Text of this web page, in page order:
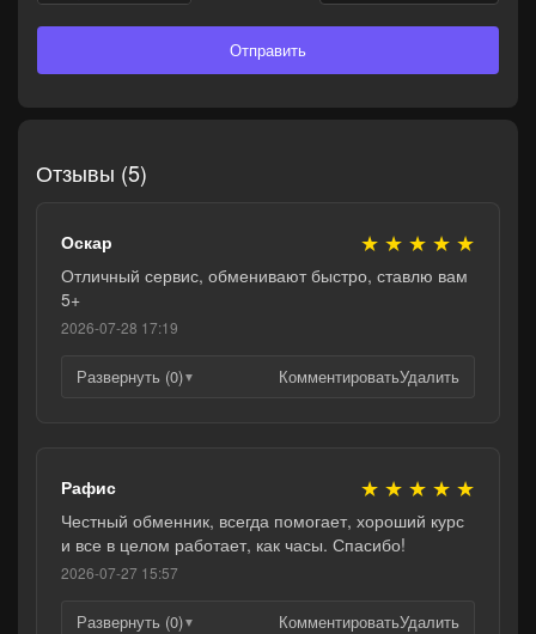
Отправить
Отзывы (5)
Оскар ★ ★ ★ ★ ★
Отличный сервис, обменивают быстро, ставлю вам
5+
2026-07-28 17:19
Развернуть (0)▼ КомментироватьУдалить
Рафис ★ ★ ★ ★ ★
Честный обменник, всегда помогает, хороший курс
и все в целом работает, как часы. Спасибо!
2026-07-27 15:57
Развернуть (0)▼ КомментироватьУдалить